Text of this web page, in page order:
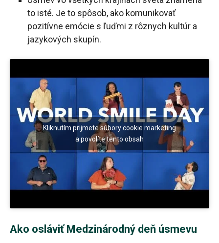
to isté. Je to spôsob, ako komunikovať
pozitívne emócie s ľuďmi z rôznych kultúr a
jazykových skupín.
Kliknutím prijmete súbory cookie marketing
a povolíte tento obsah
Ako osláviť Medzinárodný deň úsmevu